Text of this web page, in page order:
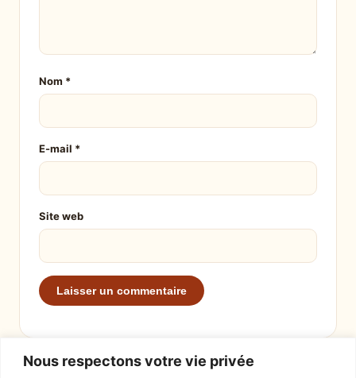
Nous respectons votre vie privée
Nom *
E-mail *
Site web